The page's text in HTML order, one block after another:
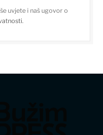
uvjete i naš ugovor o
.